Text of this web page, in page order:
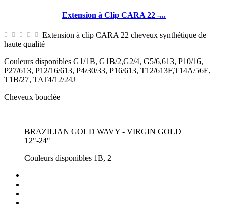
Extension à Clip CARA 22 -...
Extension à clip CARA 22 cheveux synthétique de
haute qualité
Couleurs disponibles G1/1B, G1B/2,G2/4, G5/6,613, P10/16,
P27/613, P12/16/613, P4/30/33, P16/613, T12/613F,T14A/56E,
T1B/27, TAT4/12/24J
Cheveux bouclée
BRAZILIAN GOLD WAVY - VIRGIN GOLD
12"-24"
Couleurs disponibles 1B, 2